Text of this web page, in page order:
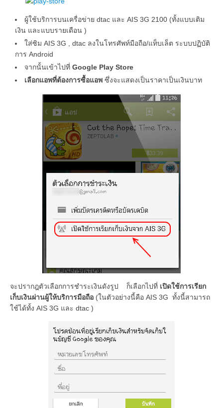
ผู้ใช้บริการบนเครื่อข่าย dtac และ AIS 3G 2100 (ทั้งแบบเติม
เงิน และแบบรายเดือน )
ใส่ซิม AIS 3G , dtac ลงในโทรศัพท์มือถือ/แท็บเล็ต ระบบปฏิบัติ
การ Android
จากนั้นเข้าไปที่ Google Play Store
เลือกแอพที่ต้องการซื้อแอพ ซึ่งจะแสดงเป็นราคาเป็นเงินบาท
จะปรากฎตัวเลือกการชำระเงินดังรูป ก็เลือกไปที่ เปิดใช้การเรียก
เก็บเงินผ่านผู้ให้บริการมือถือ (ในตัวอย่างนี้คือ AIS 3G ทั้งนี้สามารถ
ใช้ได้ทั้ง AIS 3G และ dtac )